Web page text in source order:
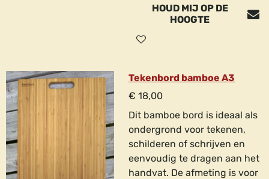
HOUD MIJ OP DE
HOOGTE
Tekenbord bamboe A3
€ 18,00
Dit bamboe bord is ideaal als
ondergrond voor tekenen,
schilderen of schrijven en
eenvoudig te dragen aan het
handvat. De afmeting is voor